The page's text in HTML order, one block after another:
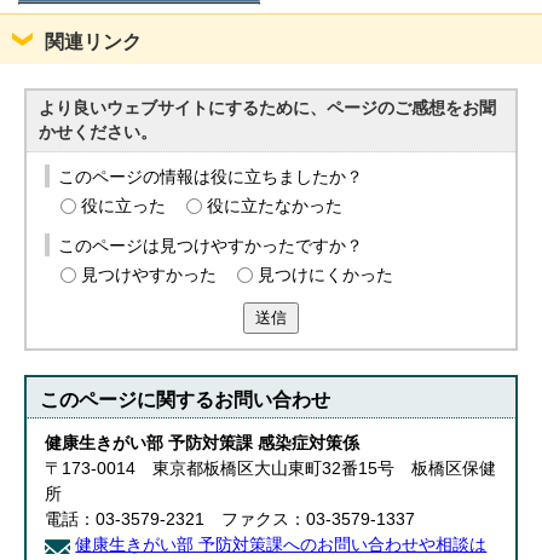
日本語
English
한국어
繁體中文
関連リンク
より良いウェブサイトにするために、ページのご感想をお聞
かせください。
このページの情報は役に立ちましたか？
役に立った
役に立たなかった
このページは見つけやすかったですか？
見つけやすかった
見つけにくかった
送信
このページに関するお問い合わせ
健康生きがい部 予防対策課 感染症対策係
〒173-0014 東京都板橋区大山東町32番15号 板橋区保健
所
電話：03-3579-2321 ファクス：03-3579-1337
健康生きがい部 予防対策課へのお問い合わせや相談は